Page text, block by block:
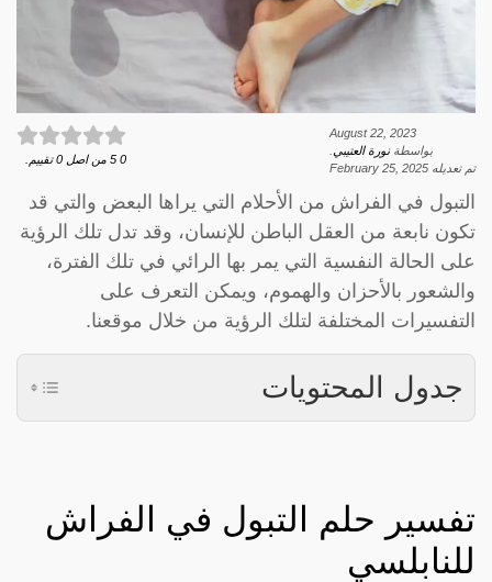
August 22, 2023
بواسطةنورة العتيبي
تم تعديله February 25, 2025
0
5 من اصل 0 تقييم.
التبول في الفراش من الأحلام التي يراها البعض والتي قد
تكون نابعة من العقل الباطن للإنسان، وقد تدل تلك الرؤية
على الحالة النفسية التي يمر بها الرائي في تلك الفترة،
والشعور بالأحزان والهموم، ويمكن التعرف على
التفسيرات المختلفة لتلك الرؤية من خلال موقعنا.
جدول المحتويات
تفسير حلم التبول في الفراش
للنابلسي